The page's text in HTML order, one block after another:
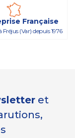
Française
Fréjus (Var) depuis 1976
et